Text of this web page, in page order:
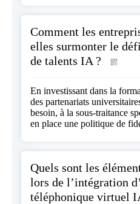
Comment les
elles surmonter le
de talents IA ?
En investissant dans la
des partenariats
besoin, à la sous-traitance
en place une politique de
Quels sont les
lors de l’intégration
téléphonique virtuel